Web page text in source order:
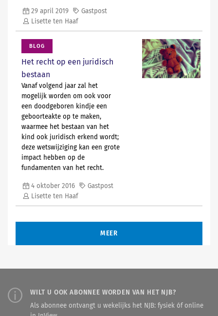
revolutionair maar roept vooralsnog
beantwoordt.
[verder lezen inNAVIGATOR]
29 april 2019
Gastpost
Lisette ten Haaf
BLOG
Het recht op een juridisch
bestaan
Vanaf volgend jaar zal het
mogelijk worden om ook voor
een doodgeboren kindje een
geboorteakte op te maken,
waarmee het bestaan van het
kind ook juridisch erkend wordt;
deze wetswijziging kan een grote
impact hebben op de
fundamenten van het recht.
4 oktober 2016
Gastpost
Lisette ten Haaf
MEER
WILT U OOK ABONNEE WORDEN VAN HET NJB?
Als abonnee ontvangt u wekelijks het NJB: fysiek óf online